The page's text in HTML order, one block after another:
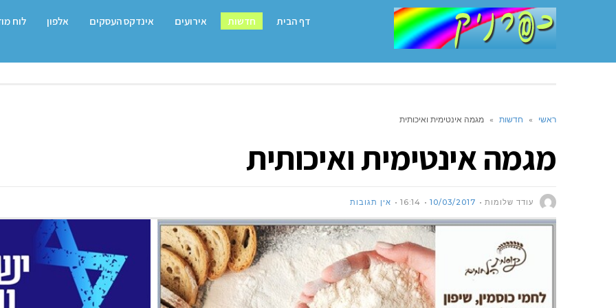
דף הבית חדשות אירועים אינדקס העסקים אלפון לוח
ראשי » חדשות » מגמה אינטימית ואיכותית
מגמה אינטימית ואיכותית
עודד שלומות 10/03/2017
16:14 אין תגובות